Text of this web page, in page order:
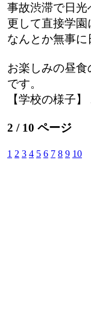
事故渋滞で日
更して直接学
なんとか無事
お楽しみの昼
です。
【学校の様子
2 / 10 ページ
1 2 3 4 5 6 7 8 9 10